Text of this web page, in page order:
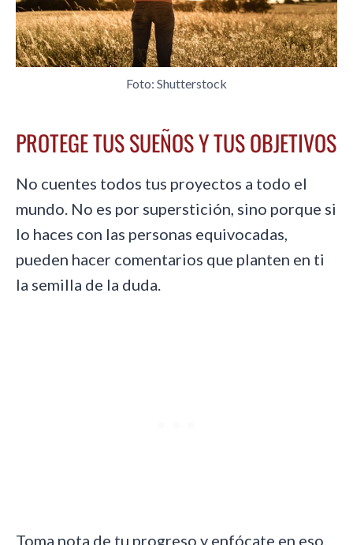
Foto: Shutterstock
PROTEGE TUS SUEÑOS Y TUS OBJETIVOS
No cuentes todos tus proyectos a todo el
mundo. No es por superstición, sino porque si
lo haces con las personas equivocadas,
pueden hacer comentarios que planten en ti
la semilla de la duda.
Toma nota de tu progreso y enfócate en eso,